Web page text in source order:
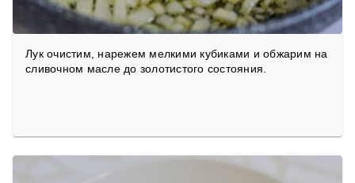
Лук очистим, нарежем мелкими кубиками и обжарим на
сливочном масле до золотистого состояния.